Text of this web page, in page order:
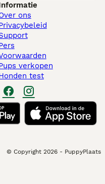
ons
verkopen
test
© Copyright 2026 - PuppyPlaats